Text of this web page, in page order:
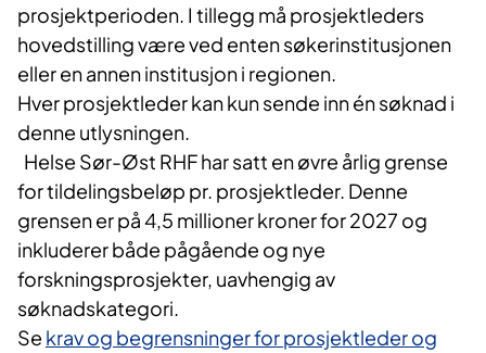
prosjektperioden. I tillegg må prosjektleders
hovedstilling være ved enten søkerinstitusjonen
eller en annen institusjon i regionen.
Hver prosjektleder kan kun sende inn én søknad i
denne utlysningen.
Helse Sør-Øst RHF har satt en øvre årlig grense
for tildelingsbeløp pr. prosjektleder. Denne
grensen er på 4,5 millioner kroner for 2027 og
inkluderer både pågående og nye
forskningsprosjekter, uavhengig av
søknadskategori.
Se krav og begrensninger for prosjektleder og